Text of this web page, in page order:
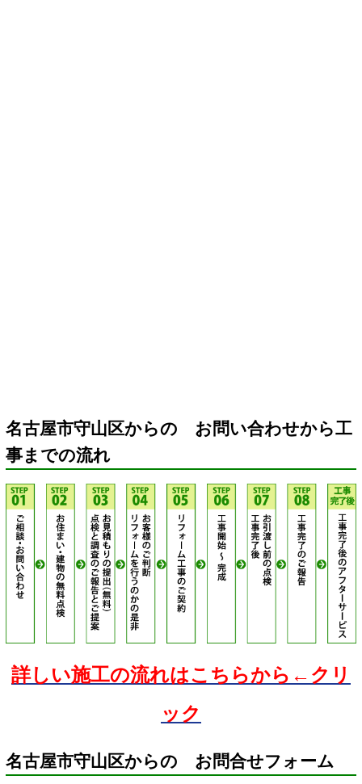
名古屋市守山区からの お問い合わせから工
事までの流れ
詳しい施工の流れはこちらから←クリ
ック
名古屋市守山区からの お問合せフォーム